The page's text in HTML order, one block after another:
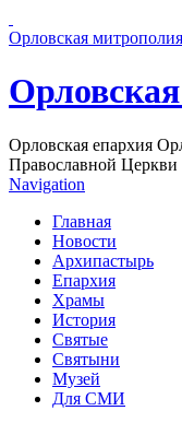
Орловская митрополия
Орловская епархия
Православной Церкви
Navigation
Главная
Новости
Архипастырь
Епархия
Храмы
История
Святые
Святыни
Музей
Для СМИ